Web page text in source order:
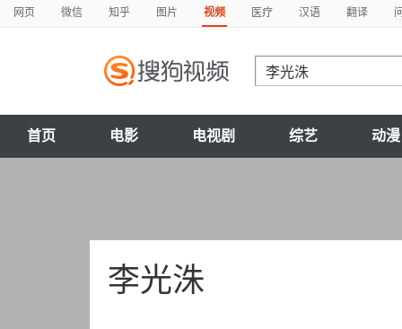
网页 微信 知乎 图片 视频 医疗 汉语 翻译
首页 电影 电视剧 综艺 动漫
李光洙